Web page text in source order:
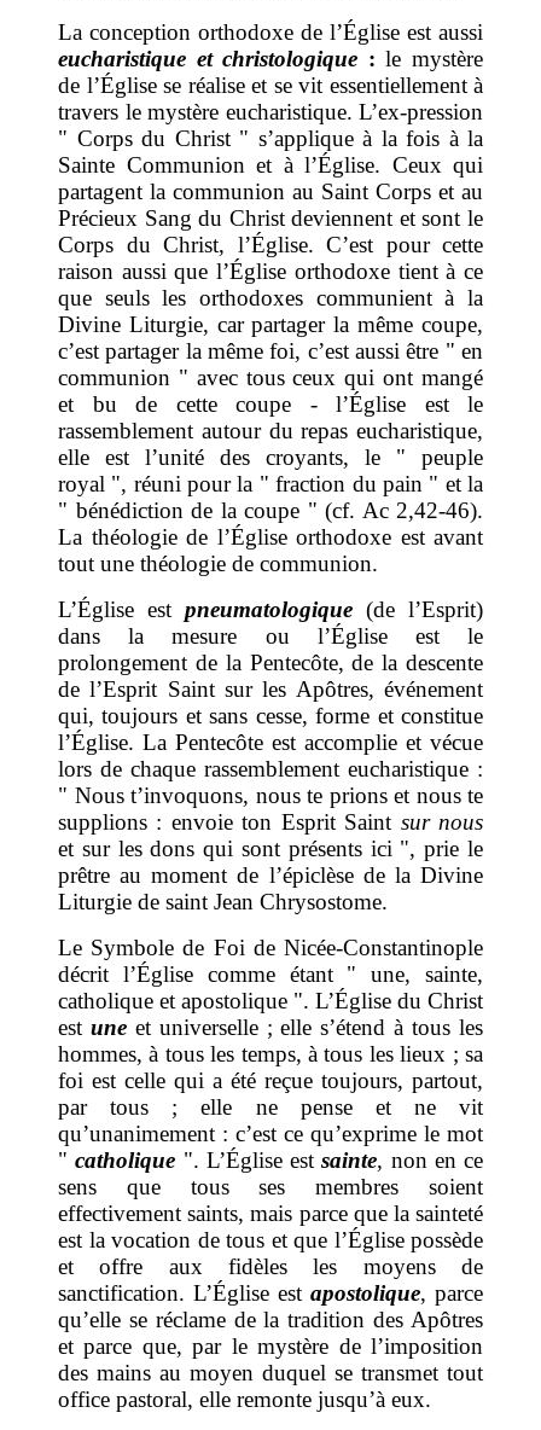
La conception orthodoxe de l’Église est aussi
eucharistique et christologique : le mystère
de l’Église se réalise et se vit essentiellement à
travers le mystère eucharistique. L’ex-pression
" Corps du Christ " s’applique à la fois à la
Sainte Communion et à l’Église. Ceux qui
partagent la communion au Saint Corps et au
Précieux Sang du Christ deviennent et sont le
Corps du Christ, l’Église. C’est pour cette
raison aussi que l’Église orthodoxe tient à ce
que seuls les orthodoxes communient à la
Divine Liturgie, car partager la même coupe,
c’est partager la même foi, c’est aussi être " en
communion " avec tous ceux qui ont mangé
et bu de cette coupe - l’Église est le
rassemblement autour du repas eucharistique,
elle est l’unité des croyants, le " peuple
royal ", réuni pour la " fraction du pain " et la
" bénédiction de la coupe " (cf. Ac 2,42-46).
La théologie de l’Église orthodoxe est avant
tout une théologie de communion.
L’Église est pneumatologique (de l’Esprit)
dans la mesure ou l’Église est le
prolongement de la Pentecôte, de la descente
de l’Esprit Saint sur les Apôtres, événement
qui, toujours et sans cesse, forme et constitue
l’Église. La Pentecôte est accomplie et vécue
lors de chaque rassemblement eucharistique :
" Nous t’invoquons, nous te prions et nous te
supplions : envoie ton Esprit Saint sur nous
et sur les dons qui sont présents ici ", prie le
prêtre au moment de l’épiclèse de la Divine
Liturgie de saint Jean Chrysostome.
Le Symbole de Foi de Nicée-Constantinople
décrit l’Église comme étant " une, sainte,
catholique et apostolique ". L’Église du Christ
est uneet universelle ; elle s’étend à tous les
hommes, à tous les temps, à tous les lieux ; sa
foi est celle qui a été reçue toujours, partout,
par tous ; elle ne pense et ne vit
qu’unanimement : c’est ce qu’exprime le mot
"catholique ". L’Église estsainte, non en ce
sens que tous ses membres soient
effectivement saints, mais parce que la sainteté
est la vocation de tous et que l’Église possède
et offre aux fidèles les moyens de
sanctification. L’Église est apostolique, parce
qu’elle se réclame de la tradition des Apôtres
et parce que, par le mystère de l’imposition
des mains au moyen duquel se transmet tout
office pastoral, elle remonte jusqu’à eux.